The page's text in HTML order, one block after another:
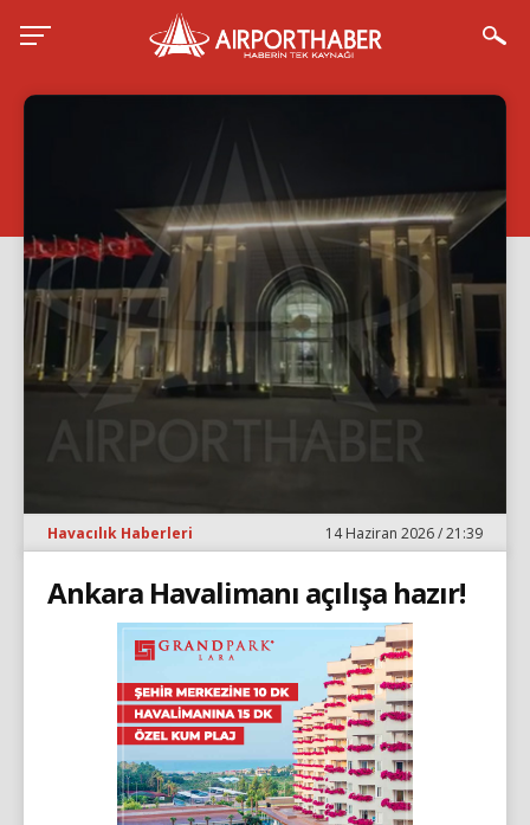
Havacılık Haberleri 14 Haziran 2026 / 21:39
Ankara Havalimanı açılışa hazır!